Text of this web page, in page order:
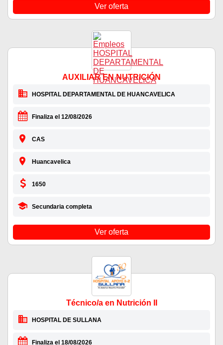
Ver oferta
AUXILIAR EN NUTRICIÓN
HOSPITAL DEPARTAMENTAL DE HUANCAVELICA
Finaliza el 12/08/2026
CAS
Huancavelica
1650
Secundaria completa
Ver oferta
Técnico/a en Nutrición II
HOSPITAL DE SULLANA
Finaliza el 18/08/2026